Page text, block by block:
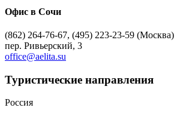
Офис в Сочи
(862) 264-76-67, (495) 223-23-59 (Москва)
пер. Ривьерский, 3
office@aelita.su
Туристическиe направления
Россия